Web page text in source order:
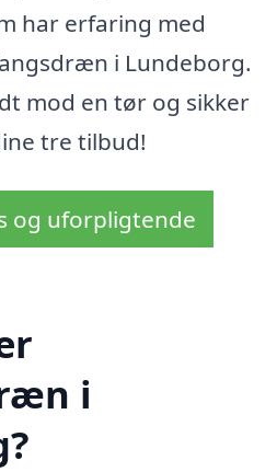
har erfaring med
i Lundeborg.
mod en tør og sikker
tre tilbud!
og uforpligtende
i